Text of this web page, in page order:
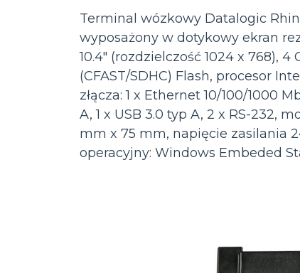
Terminal wózkowy Datalogic
wyposażony w dotykowy ekran
10.4″ (rozdzielczość 1024 x 768), 4
(CFAST/SDHC) Flash, procesor
złącza: 1 x Ethernet 10/100/1000
A, 1 x USB 3.0 typ A, 2 x RS-232,
mm x 75 mm, napięcie zasilania
operacyjny: Windows Embeded